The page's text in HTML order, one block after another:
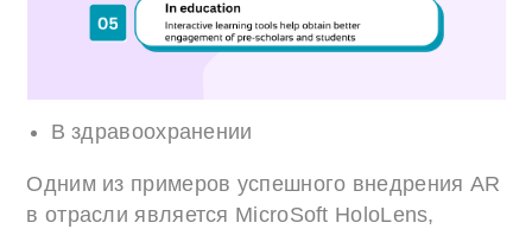
В здравоохранении
Одним из примеров успешного внедрения AR
в отрасли является MicroSoft HoloLens,